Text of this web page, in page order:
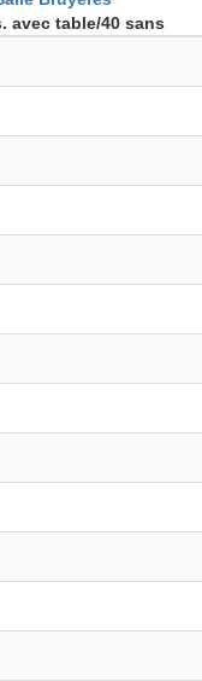
avec table/40 sans